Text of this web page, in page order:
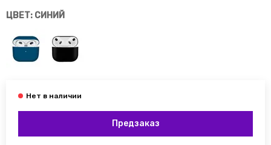
ЦВЕТ: СИНИЙ
Предзаказ